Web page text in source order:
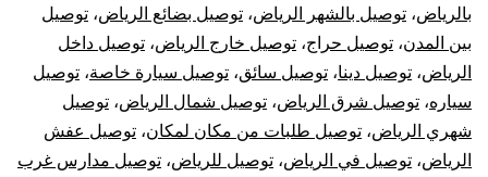
بالرياض، توصيل بالشهر الرياض، توصيل بضائع الرياض، توصيل
بين المدن، توصيل حراج، توصيل خارج الرياض، توصيل داخل
الرياض، توصيل دينا، توصيل سائق، توصيل سيارة خاصة، توصيل
سياره، توصيل شرق الرياض، توصيل شمال الرياض، توصيل
شهري الرياض، توصيل طلبات من مكان لمكان، توصيل عفش
الرياض، توصيل في الرياض، توصيل للرياض، توصيل مدارس غرب